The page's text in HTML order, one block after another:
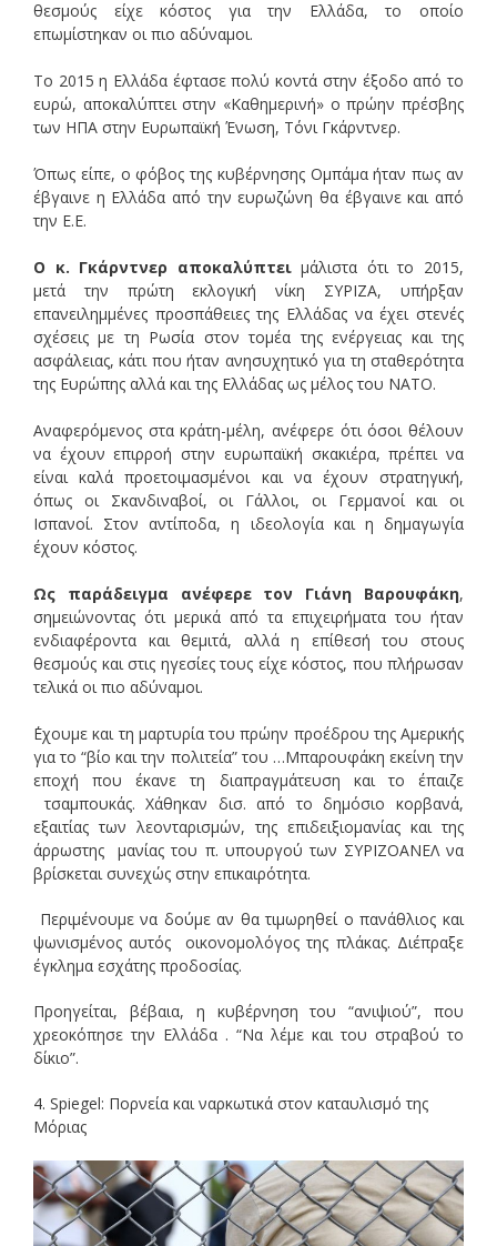
θεσμούς είχε κόστος για την Ελλάδα, το οποίο
επωμίστηκαν οι πιο αδύναμοι.
Το 2015 η Ελλάδα έφτασε πολύ κοντά στην έξοδο από το
ευρώ, αποκαλύπτει στην «Καθημερινή» ο πρώην πρέσβης
των ΗΠΑ στην Ευρωπαϊκή Ένωση, Τόνι Γκάρντνερ.
Όπως είπε, ο φόβος της κυβέρνησης Ομπάμα ήταν πως αν
έβγαινε η Ελλάδα από την ευρωζώνη θα έβγαινε και από
την Ε.Ε.
Ο κ. Γκάρντνερ αποκαλύπτειμάλιστα ότι το 2015,
μετά την πρώτη εκλογική νίκη ΣΥΡΙΖΑ, υπήρξαν
επανειλημμένες προσπάθειες της Ελλάδας να έχει στενές
σχέσεις με τη Ρωσία στον τομέα της ενέργειας και της
ασφάλειας, κάτι που ήταν ανησυχητικό για τη σταθερότητα
της Ευρώπης αλλά και της Ελλάδας ως μέλος του ΝΑΤΟ.
Αναφερόμενος στα κράτη-μέλη, ανέφερε ότι όσοι θέλουν
να έχουν επιρροή στην ευρωπαϊκή σκακιέρα, πρέπει να
είναι καλά προετοιμασμένοι και να έχουν στρατηγική,
όπως οι Σκανδιναβοί, οι Γάλλοι, οι Γερμανοί και οι
Ισπανοί. Στον αντίποδα, η ιδεολογία και η δημαγωγία
έχουν κόστος.
Ως παράδειγμα ανέφερε τον Γιάνη Βαρουφάκη,
σημειώνοντας ότι μερικά από τα επιχειρήματα του ήταν
ενδιαφέροντα και θεμιτά, αλλά η επίθεσή του στους
θεσμούς και στις ηγεσίες τους είχε κόστος, που πλήρωσαν
τελικά οι πιο αδύναμοι.
΄Εχουμε και τη μαρτυρία του πρώην προέδρου της Αμερικής
για το “βίο και την πολιτεία” του …Μπαρουφάκη εκείνη την
εποχή που έκανε τη διαπραγμάτευση και το έπαιζε
τσαμπουκάς. Χάθηκαν δισ. από το δημόσιο κορβανά,
εξαιτίας των λεονταρισμών, της επιδειξιομανίας και της
άρρωστης μανίας του π. υπουργού των ΣΥΡΙΖΟΑΝΕΛ να
βρίσκεται συνεχώς στην επικαιρότητα.
Περιμένουμε να δούμε αν θα τιμωρηθεί ο πανάθλιος και
ψωνισμένος αυτός οικονομολόγος της πλάκας. Διέπραξε
έγκλημα εσχάτης προδοσίας.
Προηγείται, βέβαια, η κυβέρνηση του “ανιψιού”, που
χρεοκόπησε την Ελλάδα . “Να λέμε και του στραβού το
δίκιο”.
4. Spiegel: Πορνεία και ναρκωτικά στον καταυλισμό της
Μόριας